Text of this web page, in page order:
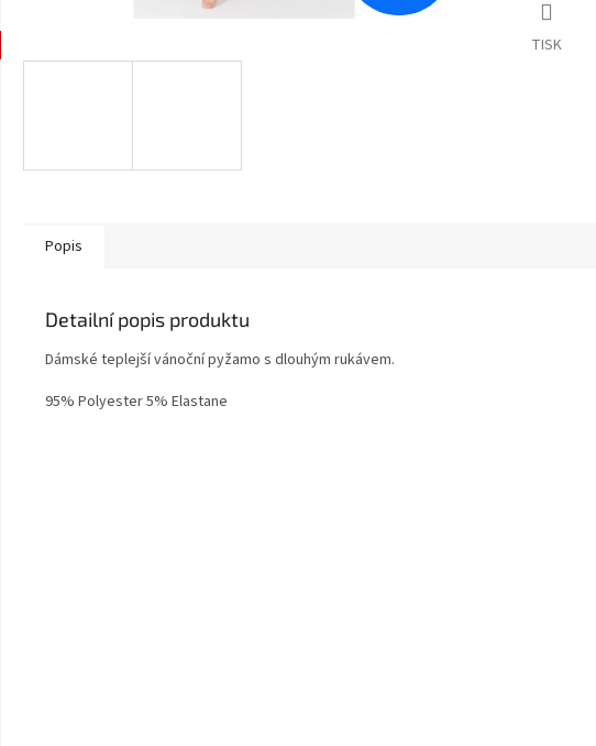
TISK
Popis
Detailní popis produktu
Dámské teplejší vánoční pyžamo s dlouhým rukávem.
95% Polyester 5% Elastane